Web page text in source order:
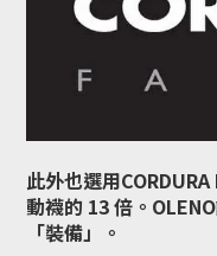
此外也選用
動襪的 13 倍。
「裝備」。